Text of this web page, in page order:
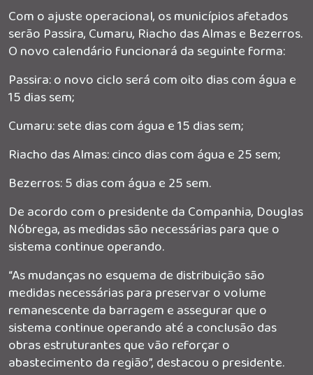
Com o ajuste operacional, os municípios afetados
serão Passira, Cumaru, Riacho das Almas e Bezerros.
O novo calendário funcionará da seguinte forma:
Passira: o novo ciclo será com oito dias com água e
15 dias sem;
Cumaru: sete dias com água e 15 dias sem;
Riacho das Almas: cinco dias com água e 25 sem;
Bezerros: 5 dias com água e 25 sem.
De acordo com o presidente da Companhia, Douglas
Nóbrega, as medidas são necessárias para que o
sistema continue operando.
“As mudanças no esquema de distribuição são
medidas necessárias para preservar o volume
remanescente da barragem e assegurar que o
sistema continue operando até a conclusão das
obras estruturantes que vão reforçar o
abastecimento da região”, destacou o presidente.